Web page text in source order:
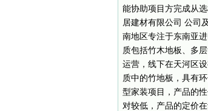
能协助项目方完成从
居建材有限公司 公司
南地区专注于东南亚
质包括竹木地板、多
运营，线下在天河区
质中的竹地板，具有
型家装项目，产品的
对较低，产品的定价